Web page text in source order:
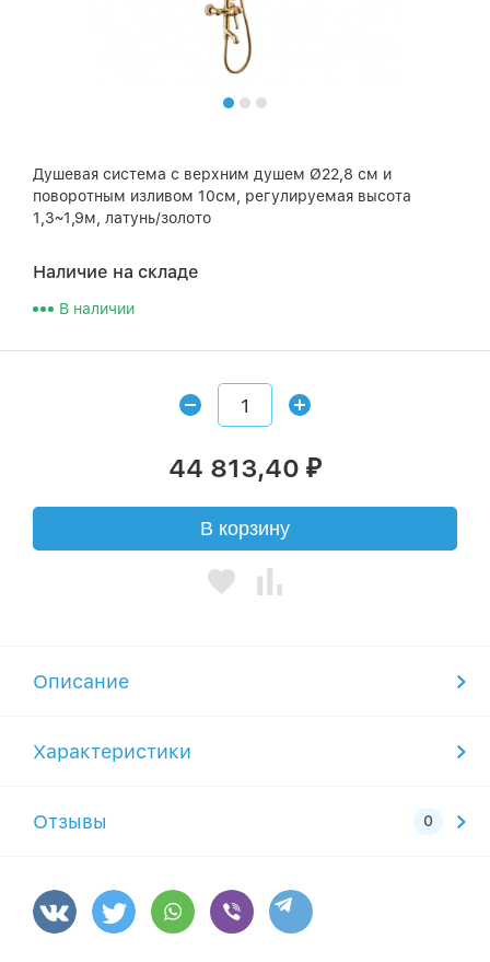
Душевая система с верхним душем Ø22,8 см и
поворотным изливом 10см, регулируемая высота
1,3~1,9м, латунь/золото
Наличие на складе
В наличии
44 813,40 ₽
В корзину
Описание
Характеристики
Отзывы